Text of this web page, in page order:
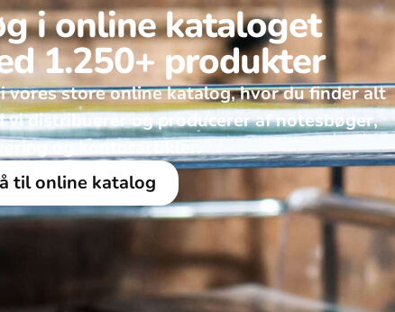
i online kataloget
1.250+ produkter
vores store online katalog, hvor du finder alt
vi distribuerer og producerer af notesbøger,
og kontorartikler.
til online katalog